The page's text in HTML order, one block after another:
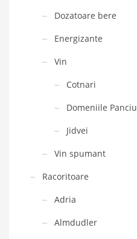
Dozatoare bere
Energizante
Vin
Cotnari
Domeniile Panciu
Jidvei
Vin spumant
Racoritoare
Adria
Almdudler